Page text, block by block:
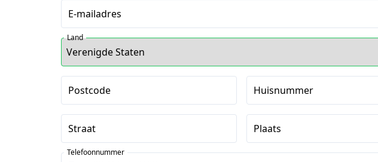
E-mailadres
Land
Postcode Huisnummer
Straat Plaats
Telefoonnummer